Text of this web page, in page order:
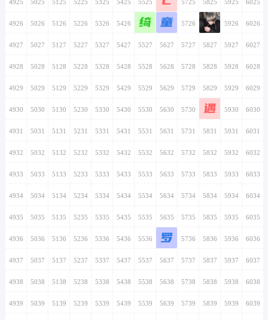
4925 5025 5125 5225 5325 5425 5525 5625 5725 5825 5925 6025
4926 5026 5126 5226 5326 5426 5526
绮 5626
童 5726 5826 5926 6026
4927 5027 5127 5227 5327 5427 5527 5627 5727 5827 5927 6027
4928 5028 5128 5228 5328 5428 5528 5628 5728 5828 5928 6028
4929 5029 5129 5229 5329 5429 5529 5629 5729 5829 5929 6029
4930 5030 5130 5230 5330 5430 5530 5630 5730 5830
遇 5930 6030
4931 5031 5131 5231 5331 5431 5531 5631 5731 5831 5931 6031
4932 5032 5132 5232 5332 5432 5532 5632 5732 5832 5932 6032
4933 5033 5133 5233 5333 5433 5533 5633 5733 5833 5933 6033
4934 5034 5134 5234 5334 5434 5534 5634 5734 5834 5934 6034
4935 5035 5135 5235 5335 5435 5535 5635 5735 5835 5935 6035
4936 5036 5136 5236 5336 5436 5536 5636
罗 5736 5836 5936 6036
4937 5037 5137 5237 5337 5437 5537 5637 5737 5837 5937 6037
4938 5038 5138 5238 5338 5438 5538 5638 5738 5838 5938 6038
4939 5039 5139 5239 5339 5439 5539 5639 5739 5839 5939 6039